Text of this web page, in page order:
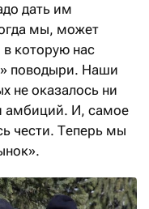
дать им
мы, может
которую нас
поводыри. Наши
не оказалось ни
амбиций. И, самое
чести. Теперь мы